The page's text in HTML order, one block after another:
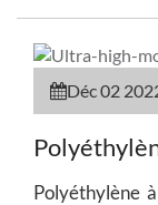
Déc 02
Polyéthylène